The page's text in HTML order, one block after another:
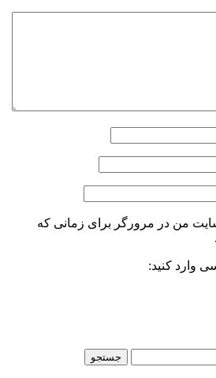
من در مرورگر برای زمانی که
وارد کنید: